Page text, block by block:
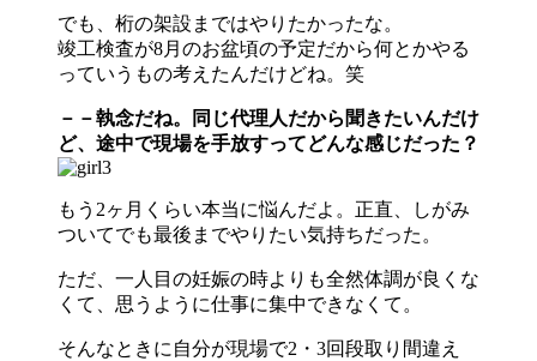
でも、桁の架設まではやりたかったな。
竣工検査が8月のお盆頃の予定だから何とかやる
っていうもの考えたんだけどね。笑
－－執念だね。同じ代理人だから聞きたいんだけ
ど、途中で現場を手放すってどんな感じだった？
もう2ヶ月くらい本当に悩んだよ。正直、しがみ
ついてでも最後までやりたい気持ちだった。
ただ、一人目の妊娠の時よりも全然体調が良くな
くて、思うように仕事に集中できなくて。
そんなときに自分が現場で2・3回段取り間違え